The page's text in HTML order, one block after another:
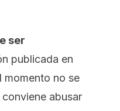
ser
publicada en
momento no se
abusar